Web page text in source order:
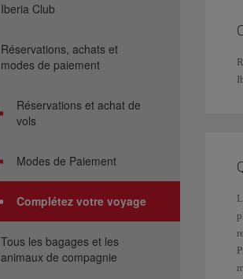
Iberia Club
Réservations, achats et
modes de paiement
Réservations et achat de
vols
Modes de Paiement
Complétez votre voyage
Tous les bagages et les
animaux de compagnie